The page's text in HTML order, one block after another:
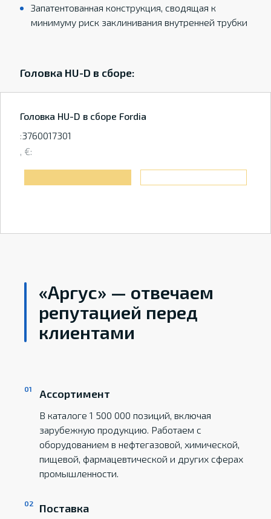
Запатентованная конструкция, сводящая к
минимуму риск заклинивания внутренней трубки
Головка HU-D в сборе:
Головка HU-D в сборе Fordia
:3760017301
, €:
«Аргус» — отвечаем
репутацией перед
клиентами
Ассортимент
В каталоге 1 500 000 позиций, включая
зарубежную продукцию. Работаем с
оборудованием в нефтегазовой, химической,
пищевой, фармацевтической и других сферах
промышленности.
Поставка